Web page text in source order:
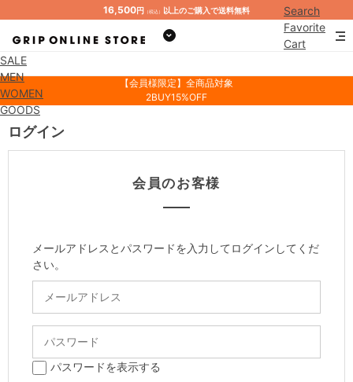
16,500円 （税込） 以上のご購入で送料無料
Search
Favorite
Cart
SALE
MEN
WOMEN
GOODS
【会員様限定】全商品対象
2BUY15%OFF
ログイン
会員のお客様
メールアドレスとパスワードを入力してログインしてくだ
さい。
パスワードを表示する